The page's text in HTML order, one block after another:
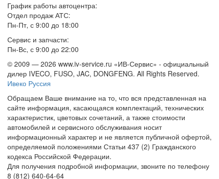
График работы автоцентра:
Отдел продаж АТС:
Пн-Пт, с 9:00 до 18:00
Сервис и запчасти:
Пн-Вс, с 9:00 до 22:00
© 2009 — 2026 www.iv-service.ru «ИВ-Сервис» - официальный
дилер IVECO, FUSO, JAC, DONGFENG. All Rights Reserved.
Ивеко Руссия
Обращаем Ваше внимание на то, что вся представленная на
сайте информация, касающаяся комплектаций, технических
характеристик, цветовых сочетаний, а также стоимости
автомобилей и сервисного обслуживания носит
информационный характер и не является публичной офертой,
определяемой положениями Статьи 437 (2) Гражданского
кодекса Российской Федерации.
Для получения подробной информации, звоните по телефону
8 (812) 640-64-64